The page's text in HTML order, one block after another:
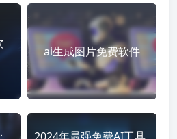
ai生成图片免费软件